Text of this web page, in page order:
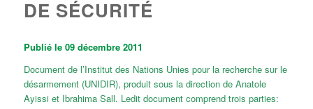
DE SÉCURITÉ
Publié le 09 décembre 2011
Document de l’Institut des Nations Unies pour la recherche sur le
désarmement (UNIDIR), produit sous la direction de Anatole
Ayissi et Ibrahima Sall. Ledit document comprend trois parties: